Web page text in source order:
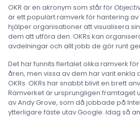
OKR är en akronym som står för
är ett populärt ramverk för hantering
hjälper organisationer att visualisera
dem att utföra den. OKRs kan
avdelningar och allt jobb de gör runt
Det har funnits flertalet olika ramverk
åren, men vissa av dem har varit enkla
OKRs. OKRs har snabbt blivit en brett
Ramverket är ursprungligen framtaget
av Andy Grove, som då jobbade på
ytterligare fäste utav Google. Idag så